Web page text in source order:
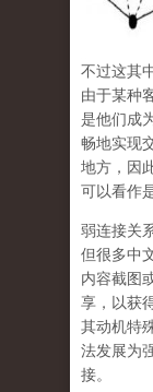
不过这其
由于某种
是他们成
畅地实现
地方，因
可以看作
弱连接关
但很多中
内容截图
享，以获
其动机特
法发展为
接。